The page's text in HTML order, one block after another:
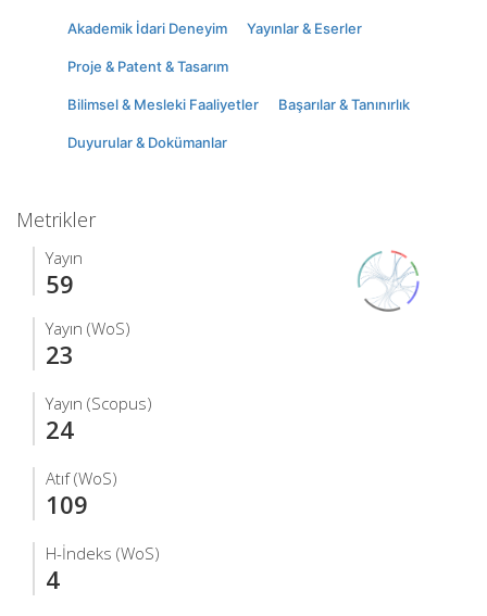
Akademik İdari Deneyim Yayınlar & Eserler
Proje & Patent & Tasarım
Bilimsel & Mesleki Faaliyetler Başarılar & Tanınırlık
Duyurular & Dokümanlar
Metrikler
Yayın
59
Yayın (WoS)
23
Yayın (Scopus)
24
Atıf (WoS)
109
H-İndeks (WoS)
4